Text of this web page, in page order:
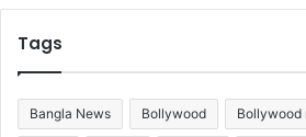
Tags
Bangla News Bollywood Bollywood